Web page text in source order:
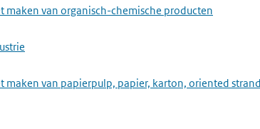
afvalstoffen
afvalstoffen
van organisch-chemische producten
van papierpulp, papier, karton, oriented